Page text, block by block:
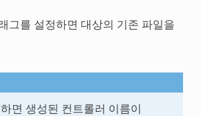
그를 설정하면 대상의 기존 파일을
면 생성된 컨트롤러 이름이